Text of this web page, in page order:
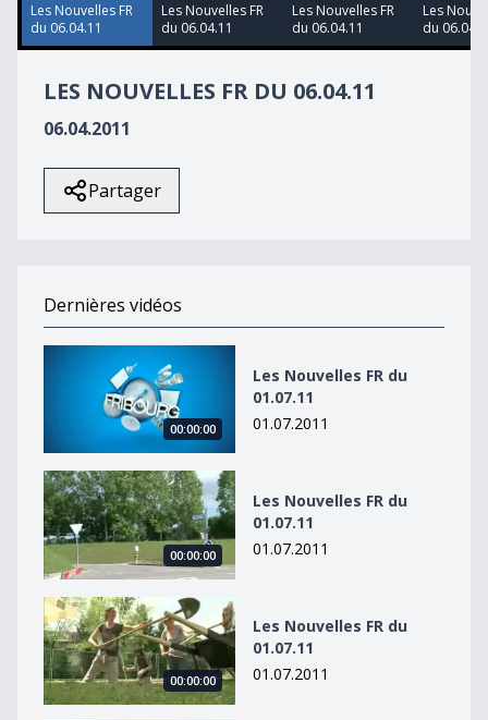
Les Nouvelles FR
du 06.04.11
Les Nouvelles FR
du 06.04.11
Les Nouvelles FR
du 06.04.11
Les
du
LES NOUVELLES FR DU 06.04.11
06.04.2011
Partager
Dernières vidéos
Les Nouvelles FR du 01.07.11
00:00:00
Les Nouvelles FR du
01.07.11
01.07.2011
Les Nouvelles FR du 01.07.11
00:00:00
Les Nouvelles FR du
01.07.11
01.07.2011
Les Nouvelles FR du 01.07.11
00:00:00
Les Nouvelles FR du
01.07.11
01.07.2011